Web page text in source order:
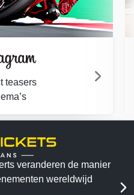
teasers
veranderen de manier
wereldwijd